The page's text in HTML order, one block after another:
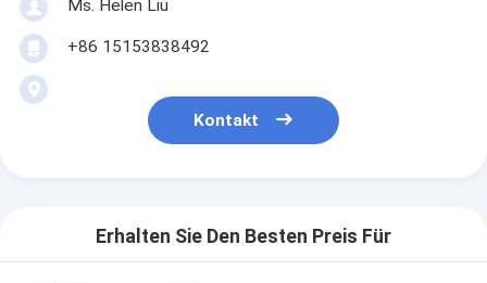
Ms. Helen Liu
+86 15153838492
Kontakt
Erhalten Sie Den Besten Preis Für